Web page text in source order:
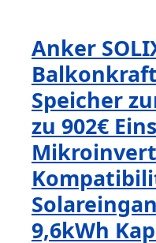
Anker
Speicher
zu 902€
9,6kWh